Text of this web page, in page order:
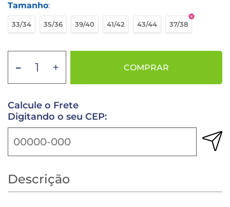
Tamanho:
33/34 35/36 39/40 41/42 43/44 37/38
- + COMPRAR
Calcule o Frete
Digitando o seu CEP:
Descrição